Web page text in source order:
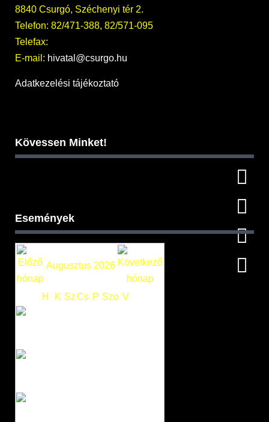
8840 Csurgó, Széchenyi tér 2.
Telefon: 82/471-388, 82/571-095
Telefax:
E-mail: hivatal@csurgo.hu
Adatkezelési tájékoztató
Kövessen Minket!
Események
Augusztus 2026
H K SzCs P Szo V